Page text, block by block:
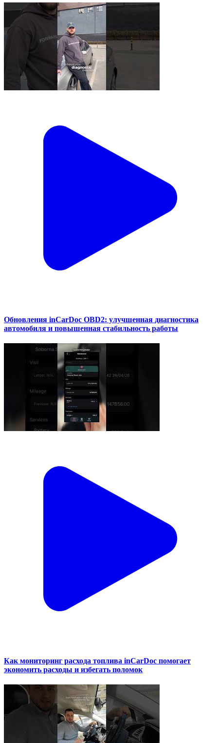
Обновления inCarDoc OBD2: улучшенная диагностика
автомобиля и повышенная стабильность работы
Как мониторинг расхода топлива inCarDoc помогает
экономить расходы и избегать поломок